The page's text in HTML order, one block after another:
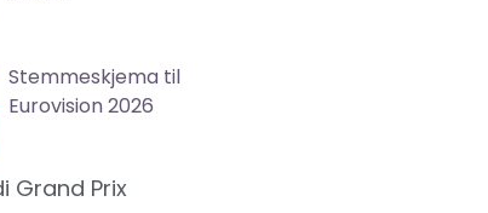
Stemmeskjema til
Eurovision 2026
Grand Prix